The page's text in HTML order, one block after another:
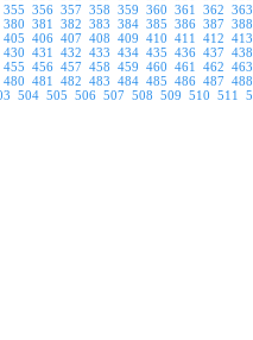
355 356 357 358 359 360 361 362 363
380 381 382 383 384 385 386 387 388
405 406 407 408 409 410 411 412 413
430 431 432 433 434 435 436 437 438
455 456 457 458 459 460 461 462 463
480 481 482 483 484 485 486 487 488
504 505 506 507 508 509 510 511